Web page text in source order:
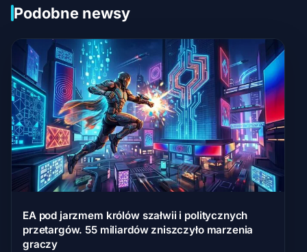
Podobne newsy
EA pod jarzmem królów szałwii i politycznych
przetargów. 55 miliardów zniszczyło marzenia
graczy